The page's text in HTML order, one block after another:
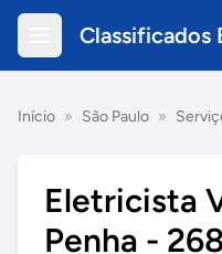
Classificados
Início » São Paulo »
Eletricista
Penha -